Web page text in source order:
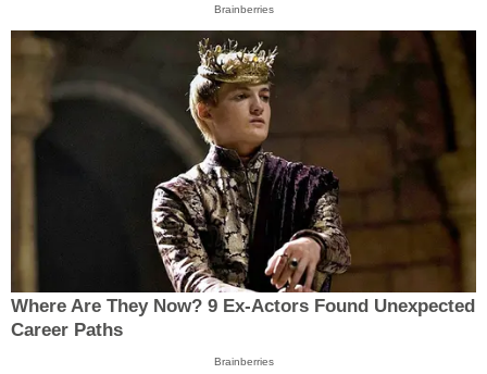
Brainberries
Where Are They Now? 9 Ex-Actors Found Unexpected
Career Paths
Brainberries